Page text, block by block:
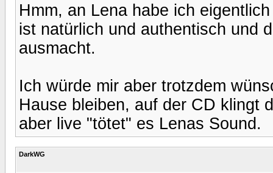
Hmm, an Lena habe ich
ist natürlich und authentisch und
ausmacht.
Ich würde mir aber trotzdem
Hause bleiben, auf der CD klingt
aber live "tötet" es Lenas Sound.
DarkWG